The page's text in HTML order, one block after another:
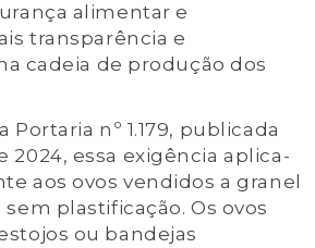
alimentar e
transparência e
cadeia de produção dos
Portaria nº 1.179, publicada
essa exigência aplica-
aos ovos vendidos a granel
plastificação. Os ovos
ou bandejas